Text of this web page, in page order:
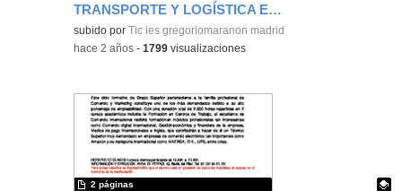
TRANSPORTE Y LOGÍSTICA EN EL IESGM
Contenido educativo.
subido porTic ies gregoriomaranon madrid
-hace 2 años -1799 visualizaciones
2 páginas